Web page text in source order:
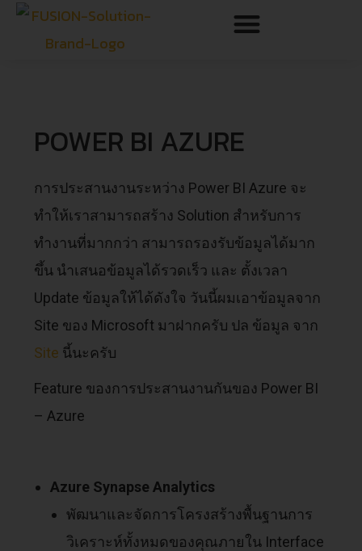
POWER BI AZURE
การประสานงานระหว่าง Power BI Azure จะ
ทำให้เราสามารถสร้าง Solution สำหรับการ
ทำงานที่มากกว่า สามารถรองรับข้อมูลได้มาก
ขึ้น นำเสนอข้อมูลได้รวดเร็ว และ ตั้งเวลา
Update ข้อมูลให้ได้ดังใจ วันนี้ผมเอาข้อมูลจาก
Site ของ Microsoft มาฝากครับ ปล ข้อมูล จาก
Site นี้นะครับ
Feature ของการประสานงานกันของ Power BI
– Azure
Azure Synapse Analytics
พัฒนาและจัดการโครงสร้างพื้นฐานการ
วิเคราะห์ทั้งหมดของคุณภายใน Interface